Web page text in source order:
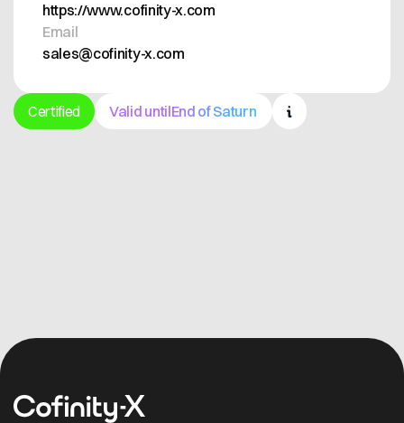
https://www.cofinity-x.com
Email
sales@cofinity-x.com
Certified Valid untilEnd of Saturn